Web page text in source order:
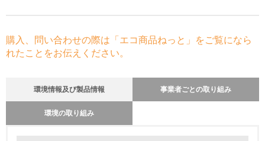
購入、問い合わせの際は「エコ商品ねっと」をご覧になら
れたことをお伝えください。
環境情報及び製品情報 事業者ごとの取り組み
環境の取り組み